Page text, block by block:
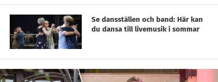
Se dansställen och band: Här kan
du dansa till livemusik i sommar